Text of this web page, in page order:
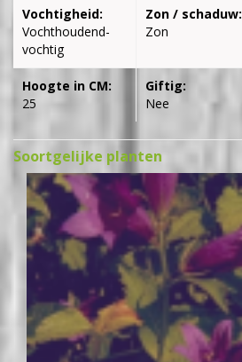
Vochtigheid:
Vochthoudend-
vochtig
Zon / schaduw:
Zon
Hoogte in CM:
25
Giftig:
Nee
Soortgelijke planten